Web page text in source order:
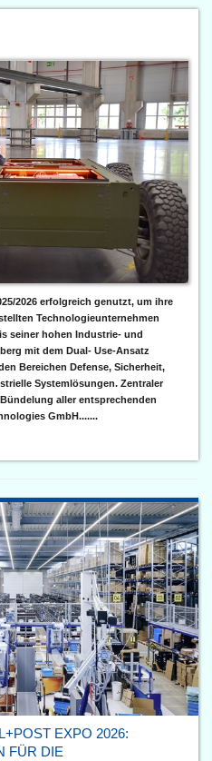
2026 erfolgreich genutzt, um ihre
Technologieunternehmen
seiner hohen Industrie- und
mit dem Dual- Use-Ansatz
Bereichen Defense, Sicherheit,
Systemlösungen. Zentraler
aller entsprechenden
GmbH.......
EXPO 2026:
FÜR DIE